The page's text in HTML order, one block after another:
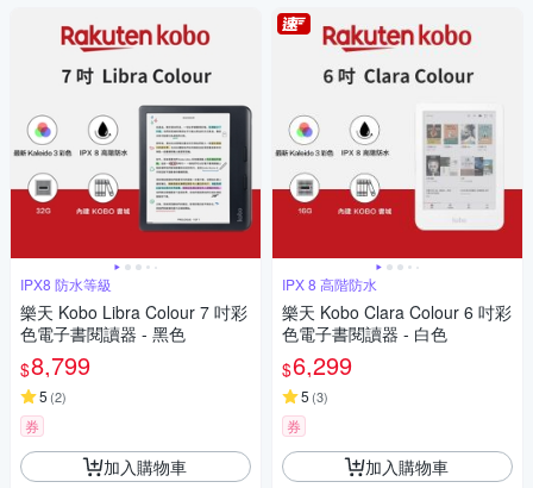
IPX8 防水等級
樂天 Kobo Libra Colour 7 吋彩
色電子書閱讀器 - 黑色
$8,799
5 (2)
券
加入購物車
IPX 8 高階防水
樂天 Kobo Clara Colour 6 吋彩
色電子書閱讀器 - 白色
$6,299
5 (3)
券
加入購物車